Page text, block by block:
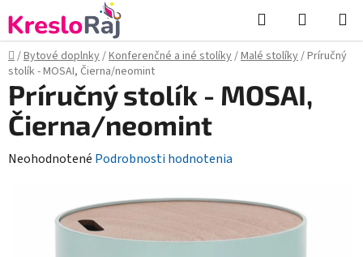
na
obsah
Hľadať
KOŠÍK
Domov
/Bytové doplnky/Konferenčné a iné stolíky/Malé stolíky/Príručný
stolík - MOSAI, Čierna/neomint
Príručný stolík - MOSAI,
Čierna/neomint
Priemerné
Neohodnotené Podrobnosti hodnotenia